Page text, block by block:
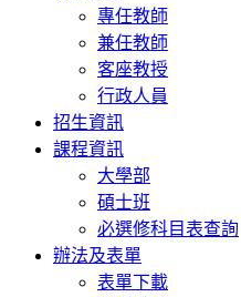
專任教師
兼任教師
客座教授
行政人員
招生資訊
課程資訊
大學部
碩士班
必選修科目表查詢
辦法及表單
表單下載